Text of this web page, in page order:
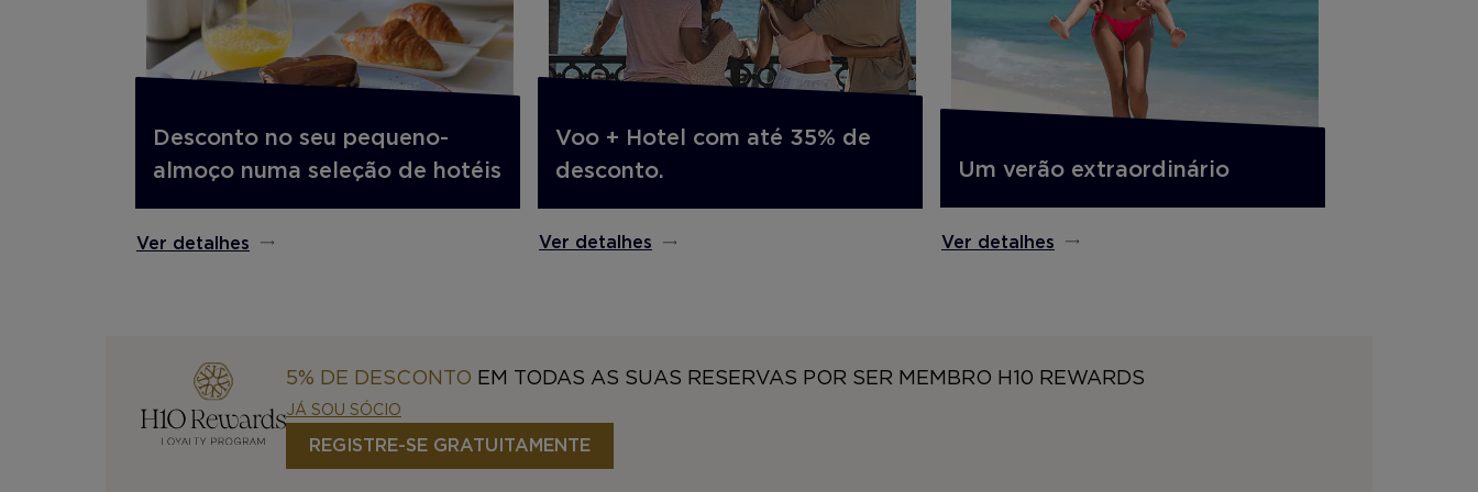
Desconto no seu pequeno-
almoço numa seleção de hotéis
Ver detalhes
Voo + Hotel com até 35% de
desconto.
Ver detalhes
Um verão extraordinário
Ver detalhes
5% DE DESCONTO EM TODAS AS SUAS RESERVAS POR SER MEMBRO H10 REWARDS
JÁ SOU SÓCIO
REGISTRE-SE GRATUITAMENTE